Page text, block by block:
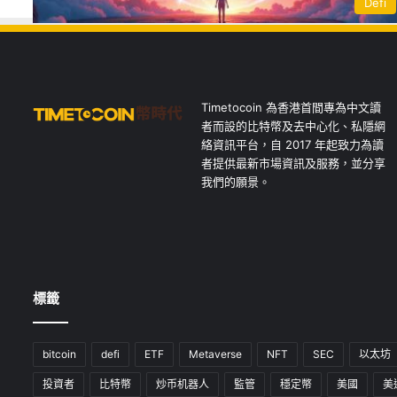
Timetocoin 為香港首間專為中文讀
者而設的比特幣及去中心化、私隱網
絡資訊平台，自 2017 年起致力為讀
者提供最新市場資訊及服務，並分享
我們的願景。
標籤
bitcoin defi ETF Metaverse NFT SEC 以太坊
投資者 比特幣 炒币机器人 監管 穩定幣 美國 美